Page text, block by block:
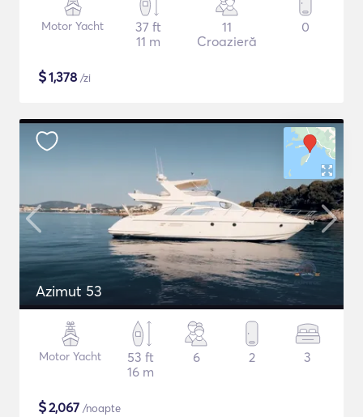
Motor Yacht
37 ft
11 m
11
Croazieră
0
$1,378 /zi
Azimut 53
Motor Yacht
53 ft
16 m
6 2 3
$2,067 /noapte